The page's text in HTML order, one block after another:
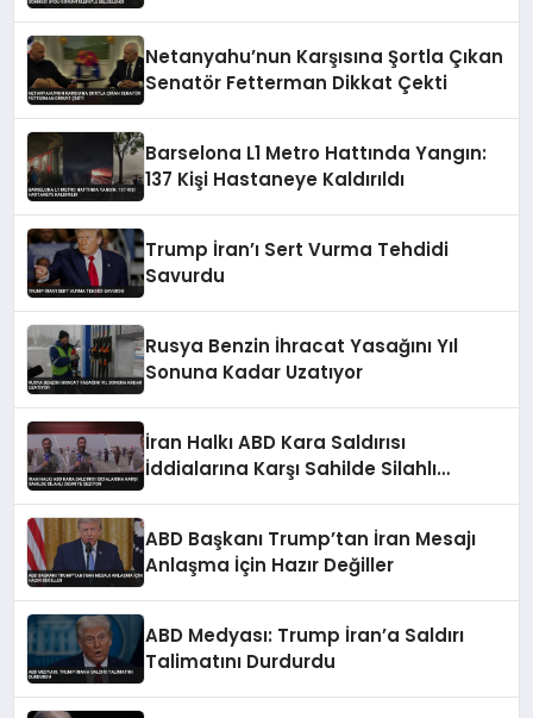
Netanyahu’nun Karşısına Şortla Çıkan
Senatör Fetterman Dikkat Çekti
Barselona L1 Metro Hattında Yangın:
137 Kişi Hastaneye Kaldırıldı
Trump İran’ı Sert Vurma Tehdidi
Savurdu
Rusya Benzin İhracat Yasağını Yıl
Sonuna Kadar Uzatıyor
İran Halkı ABD Kara Saldırısı
İddialarına Karşı Sahilde Silahlı
ABD Başkanı Trump’tan İran Mesajı
Anlaşma İçin Hazır Değiller
ABD Medyası: Trump İran’a Saldırı
Talimatını Durdurdu